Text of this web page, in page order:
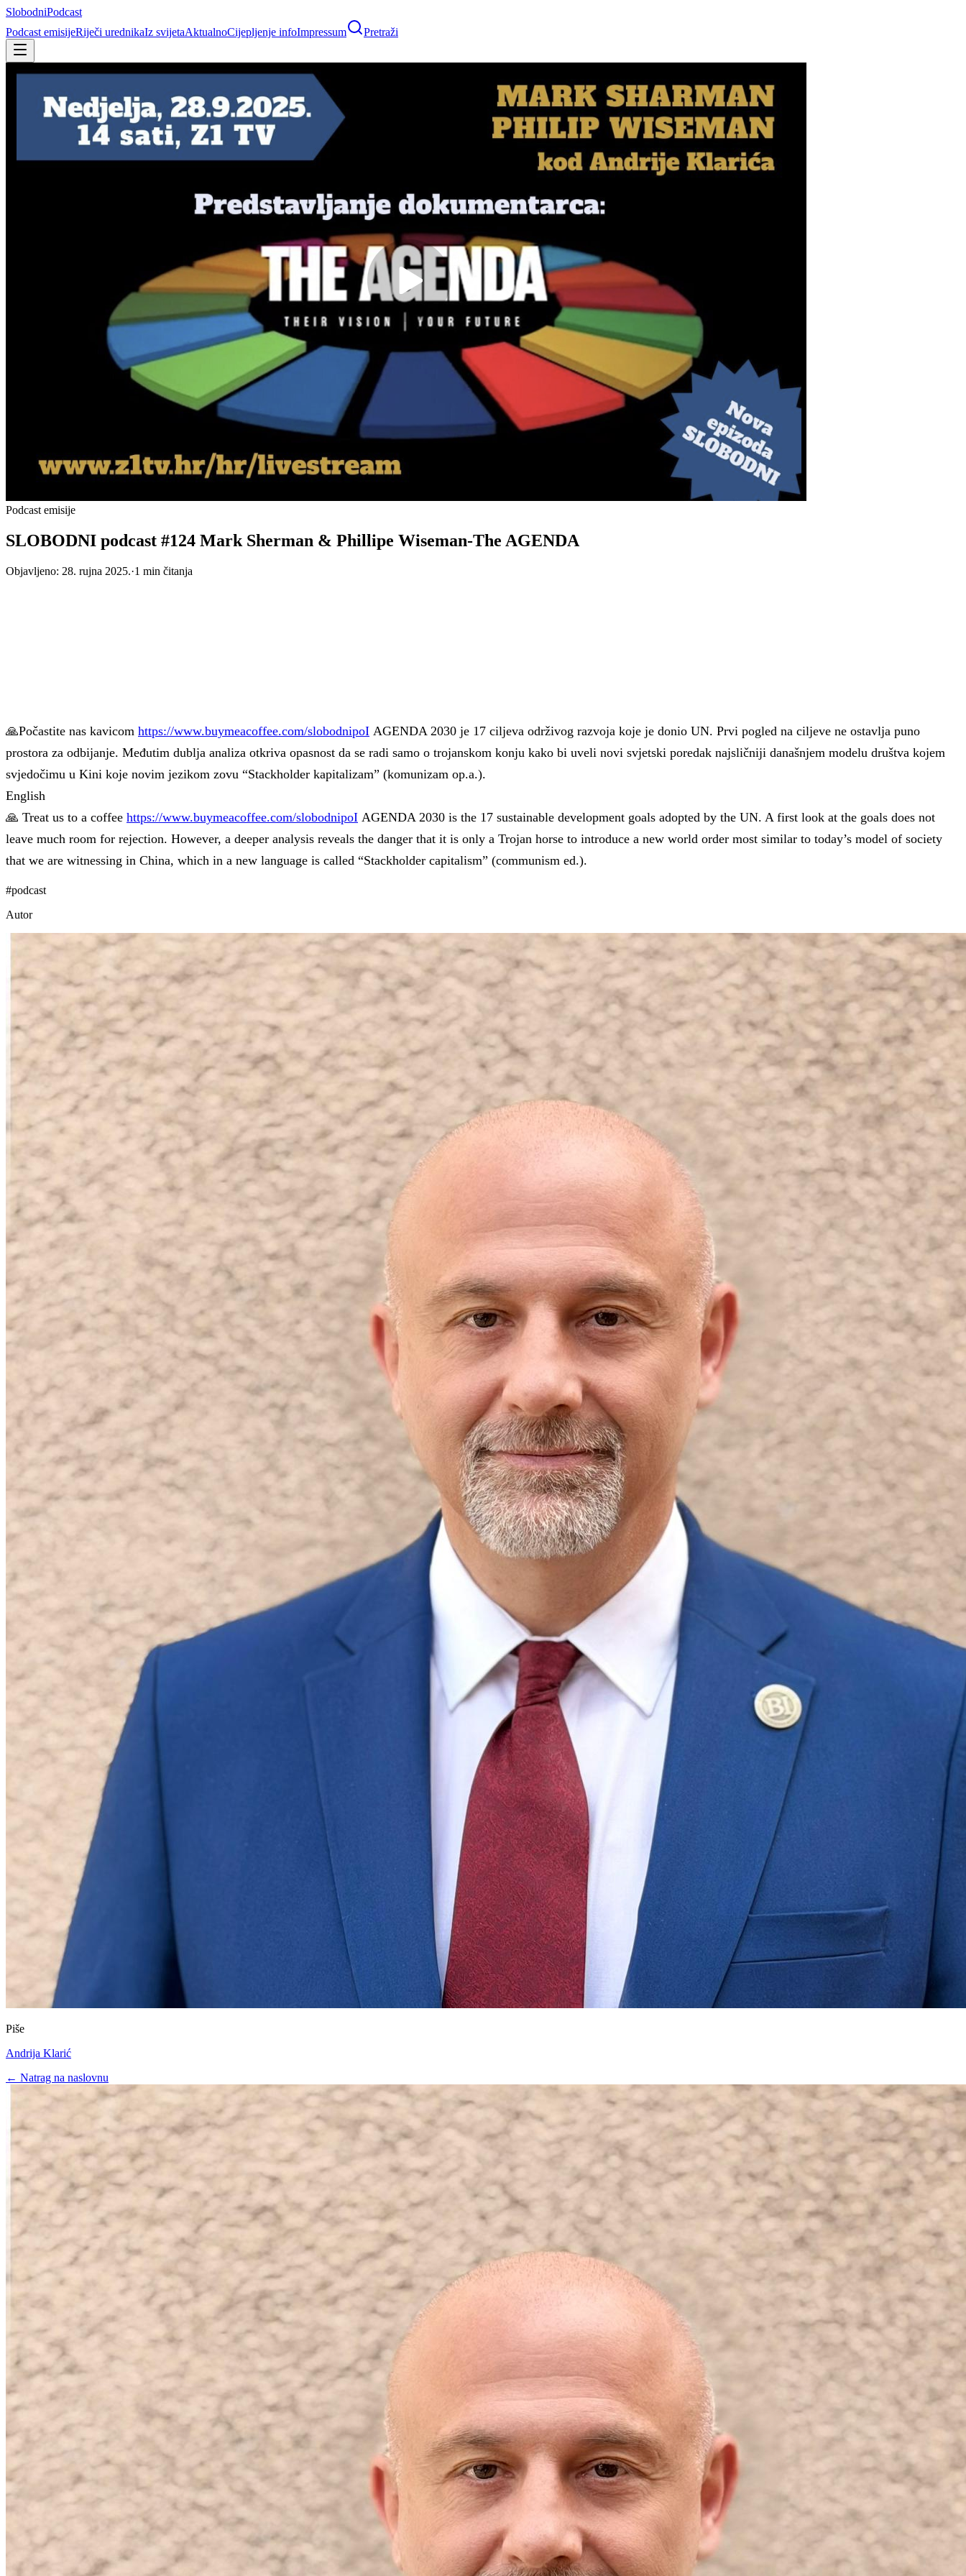
SlobodniPodcast
Podcast emisijeRiječi urednikaIz svijetaAktualnoCijepljenje infoImpressum Pretraži
Podcast emisije
SLOBODNI podcast #124 Mark Sherman & Phillipe Wiseman-The AGENDA
Objavljeno: 28. rujna 2025.·1 min čitanja
🙏Počastite nas kavicom https://www.buymeacoffee.com/slobodnipoI AGENDA 2030 je 17 ciljeva održivog razvoja koje je donio UN. Prvi pogled na ciljeve ne ostavlja puno
prostora za odbijanje. Međutim dublja analiza otkriva opasnost da se radi samo o trojanskom konju kako bi uveli novi svjetski poredak najsličniji današnjem modelu društva kojem
svjedočimu u Kini koje novim jezikom zovu “Stackholder kapitalizam” (komunizam op.a.).
English
🙏 Treat us to a coffee https://www.buymeacoffee.com/slobodnipoI AGENDA 2030 is the 17 sustainable development goals adopted by the UN. A first look at the goals does not
leave much room for rejection. However, a deeper analysis reveals the danger that it is only a Trojan horse to introduce a new world order most similar to today’s model of society
that we are witnessing in China, which in a new language is called “Stackholder capitalism” (communism ed.).
#podcast
Autor
Piše
Andrija Klarić
← Natrag na naslovnu